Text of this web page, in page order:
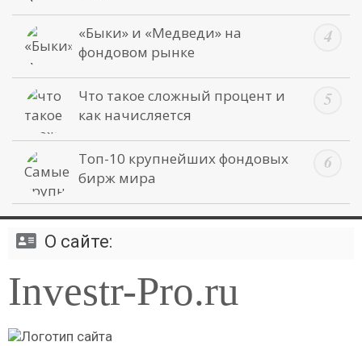
«Быки» и «Медведи» на
фондовом рынке
Что такое сложный процент и
как начисляется
Топ-10 крупнейших фондовых
бирж мира
О сайте:
Investr-Pro.ru